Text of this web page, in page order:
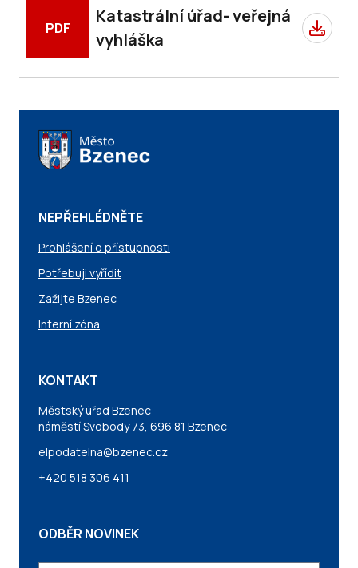
PDF
Katastrální úřad- veřejná
vyhláška
NEPŘEHLÉDNĚTE
Prohlášení o přístupnosti
Potřebuji vyřídit
Zažijte Bzenec
Interní zóna
KONTAKT
Městský úřad Bzenec
náměstí Svobody 73, 696 81 Bzenec
elpodatelna@bzenec.cz
+420 518 306 411
ODBĚR NOVINEK